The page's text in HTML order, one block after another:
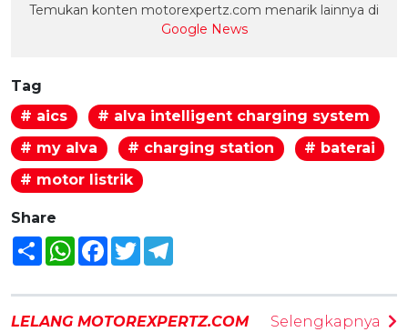
Temukan konten motorexpertz.com menarik lainnya di
Google News
Tag
# aics
# alva intelligent charging system
# my alva
# charging station
# baterai
# motor listrik
Share
Share WhatsAppFacebook
Twitter
LELANG MOTOREXPERTZ.COM Selengkapnya